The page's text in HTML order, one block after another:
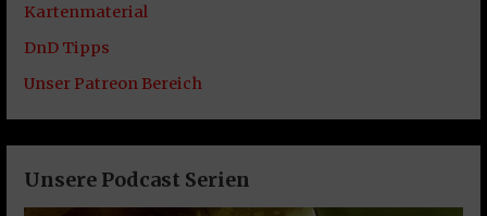
Kartenmaterial
DnD Tipps
Unser Patreon Bereich
Unsere Podcast Serien